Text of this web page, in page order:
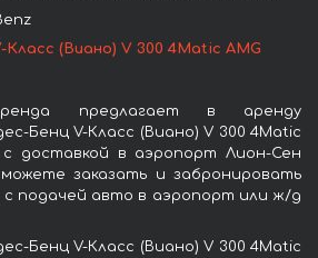
(Виано) V 300 4Matic AMG
предлагает в аренду
Бенц V-Класс (Виано) V 300 4Matic
с доставкой в аэропорт Лион-Сен
заказать и забронировать
с подачей авто в аэропорт или ж/д
Бенц V-Класс (Виано) V 300 4Matic